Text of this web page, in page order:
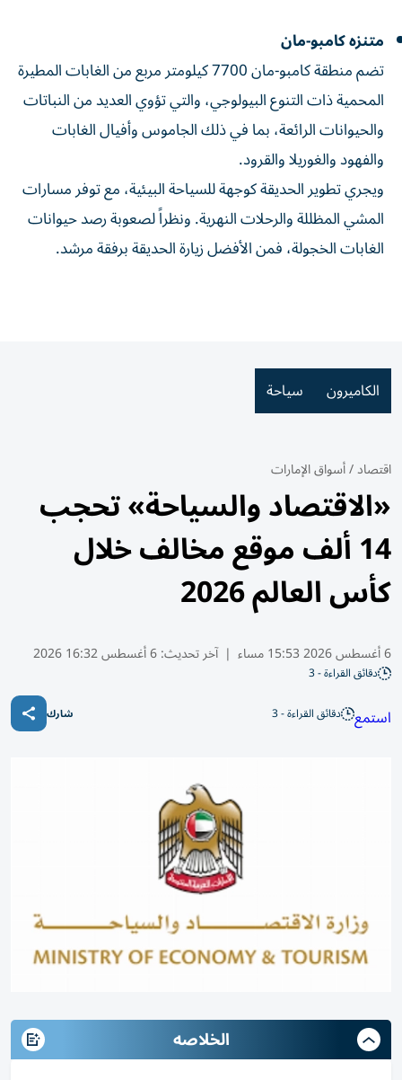
متنزه كامبو-مان
تضم منطقة كامبو-مان 7700 كيلومتر مربع من الغابات المطيرة
المحمية ذات التنوع البيولوجي، والتي تؤوي العديد من النباتات
والحيوانات الرائعة، بما في ذلك الجاموس وأفيال الغابات
والفهود والغوريلا والقرود.
ويجري تطوير الحديقة كوجهة للسياحة البيئية، مع توفر مسارات
المشي المظللة والرحلات النهرية. ونظراً لصعوبة رصد حيوانات
الغابات الخجولة، فمن الأفضل زيارة الحديقة برفقة مرشد.
الكاميرون سياحة
اقتصاد/أسواق الإمارات
«الاقتصاد والسياحة» تحجب
14 ألف موقع مخالف خلال
كأس العالم 2026
6 أغسطس 2026 15:53 مساء | آخر تحديث:6 أغسطس 16:32 2026
دقائق القراءة - 3
استمع دقائق القراءة - 3 شارك
الخلاصه